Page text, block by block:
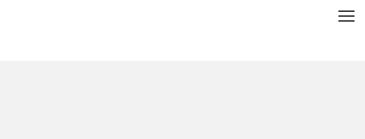
C
ップを地域から探す